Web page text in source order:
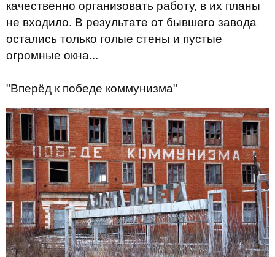
качественно организовать работу, в их планы
не входило. В результате от бывшего завода
остались только голые стены и пустые
огромные окна...
"Вперёд к победе коммунизма"